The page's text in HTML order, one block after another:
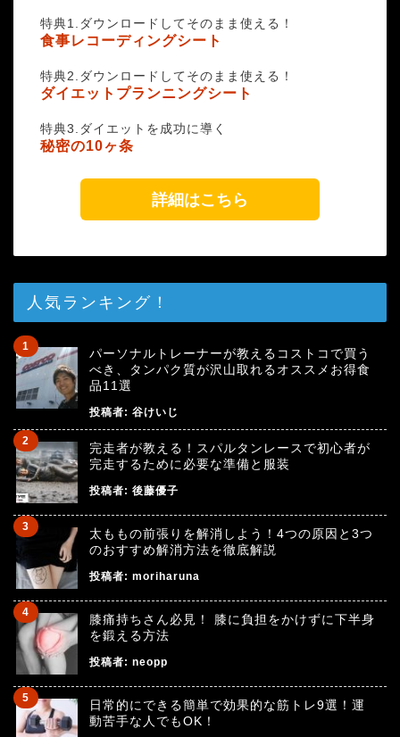
特典1.ダウンロードしてそのまま使える！
食事レコーディングシート
特典2.ダウンロードしてそのまま使える！
ダイエットプランニングシート
特典3.ダイエットを成功に導く
秘密の10ヶ条
詳細はこちら
人気ランキング！
パーソナルトレーナーが教えるコストコで買う
べき、タンパク質が沢山取れるオススメお得食
品11選
投稿者: 谷けいじ
完走者が教える！スパルタンレースで初心者が
完走するために必要な準備と服装
投稿者: 後藤優子
太ももの前張りを解消しよう！4つの原因と3つ
のおすすめ解消方法を徹底解説
投稿者: moriharuna
膝痛持ちさん必見！ 膝に負担をかけずに下半身
を鍛える方法
投稿者: neopp
日常的にできる簡単で効果的な筋トレ9選！運
動苦手な人でもOK！